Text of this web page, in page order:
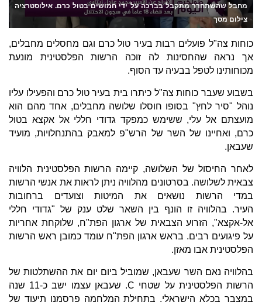
מחבל שהשתחרר מתקבל בברכה על ידי חמושים בטול כרם. אילוסטרציה
צילום מסך
כוחות צה"ל פועלים רבות בעיר טול כרם וגם מחסלים מחבלים,
אך נראה שהחסינות לה זוכה הרשות הפלסטינית מונעת
מכוחותינו לטפל בבעיה עד הסוף.
בשבוע שעבר כוחות צה"ל כיתרו בית בעיר טול כרם והפעילו עליו
נוהל "סיר לחץ" בסופו חוסלו שלושה מחבלים, אחד מהם הוא
מועצתם אל עלי, ששימש כמפקד גדודי חללי אל אקצא בטול
כרם, ואחיינו של השר של הרש"פ למאבק בהתנחלויות, מועיד
שעבאן.
לאחר החיסול של השלושה, קיימה הרשות הפלסטינית הלוויה
צבאית לשלושה. בסרטונים מהלוויה ניתן לראות את אנשי הרשות
במדי הרשות נושאים את המיטות וצועדים ברחובות
העיר. בהלוויה זו הונף בין השאר שלט ענק של "גדודי חללי
אל-אקצא", הזרוע הצבאית של ארגון הפת"ח, שלוקחת אחריות
על פיגועים רבים. בראש ארגון הפת"ח עומד כמובן ראש הרשות
הפלסטינית אבו מאזן.
בהלוויה נאם השר שעבאן, שמוביל ביום יום את ההשתלטות של
הרשות הפלסטינית על שטחי C. שעבאן עצמו ישב כ-11 שנה
במצבר בכלא הישראלי. בתחילת המלחמה פרסמנו תיעוד של